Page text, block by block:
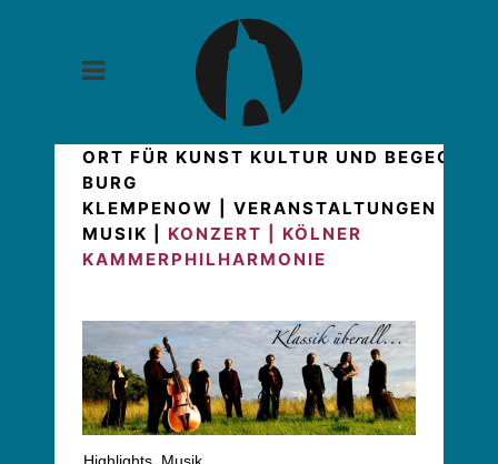
ORT FÜR KUNST KULTUR UND
BURG
KLEMPENOW
VERANSTALTUNGEN
MUSIK
KONZERT | KÖLNER
KAMMERPHILHARMONIE